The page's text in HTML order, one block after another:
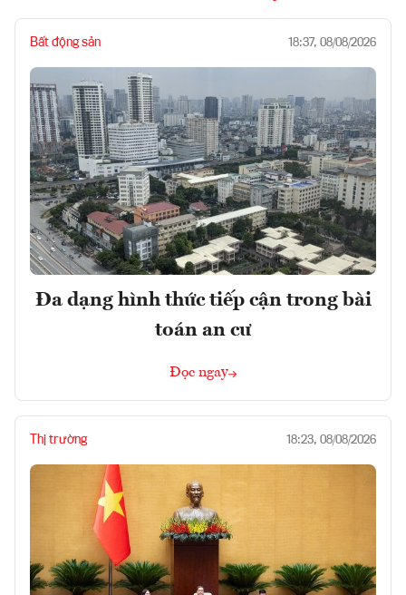
Bất động sản 18:37, 08/08/2026
Đa dạng hình thức tiếp cận trong bài
toán an cư
Đọc ngay
Thị trường 18:23, 08/08/2026